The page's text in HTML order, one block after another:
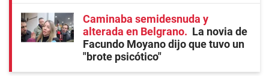
Caminaba semidesnuda y
alterada en Belgrano
La novia de
Facundo Moyano dijo que tuvo un
"brote psicótico"